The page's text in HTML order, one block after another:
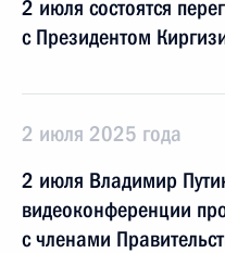
2 июля состоятся
с Президентом
2 июля 2025 года
2 июля Владимир
видеоконференции
с членами